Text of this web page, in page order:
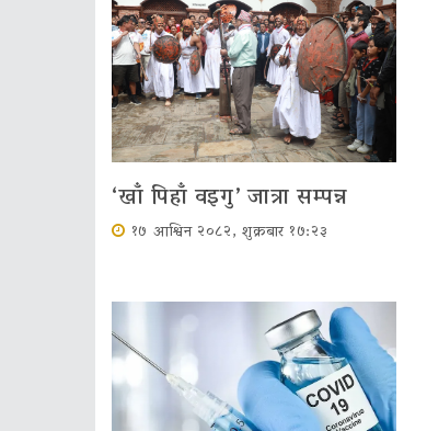
‘खाँ पिहाँ वइगु’ जात्रा सम्पन्न
१७ आश्विन २०८२, शुक्रबार १७:२३